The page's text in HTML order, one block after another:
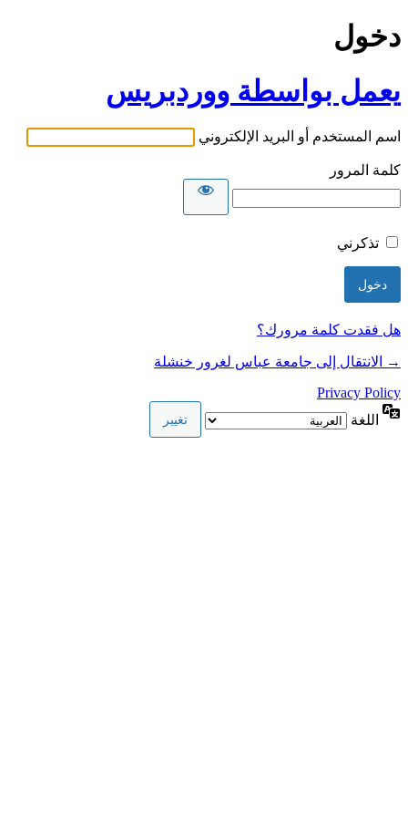
دخول
يعمل بواسطة ووردبريس
اسم المستخدم أو البريد الإلكتروني
كلمة المرور
تذكرني
هل فقدت كلمة مرورك؟
→ الانتقال إلى جامعة عباس لغرور خنشلة
Privacy Policy
اللغة